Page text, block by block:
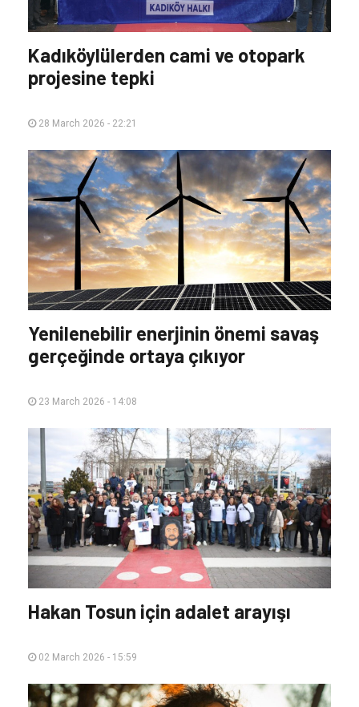
Kadıköylülerden cami ve otopark
projesine tepki
28 March 2026 - 22:21
Yenilenebilir enerjinin önemi savaş
gerçeğinde ortaya çıkıyor
23 March 2026 - 14:08
Hakan Tosun için adalet arayışı
02 March 2026 - 15:59